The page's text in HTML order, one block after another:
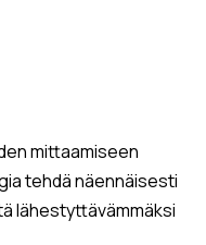
mittaamiseen
tehdä näennäisesti
lähestyttävämmäksi